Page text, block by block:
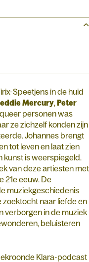
Speetjens in de huid
Mercury Peter
queer personen was
ze zichzelf konden zijn
Johannes brengt
tot leven en laat zien
kunst is weerspiegeld.
van deze artiesten met
21e eeuw. De
muziekgeschiedenis
zoektocht naar liefde en
verborgen in de muziek
beluisteren
Klara-podcast